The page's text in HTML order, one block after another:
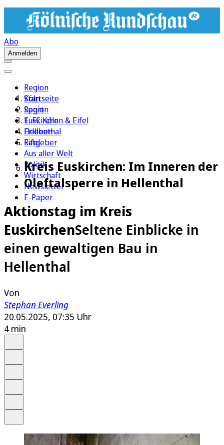
Abo
Anmelden
Region
Köln
Sport
1. FC Köln
Erleben
Ratgeber
Aus aller Welt
Politik
Wirtschaft
Newsletter
E-Paper
Startseite
Region
Euskirchen & Eifel
Hellenthal
Eifel
Kreis Euskirchen: Im Inneren der
Oleftalsperre in Hellenthal
Aktionstag im Kreis
EuskirchenSeltene Einblicke in
einen gewaltigen Bau in
Hellenthal
Von
Stephan Everling
20.05.2025, 07:35 Uhr
4 min